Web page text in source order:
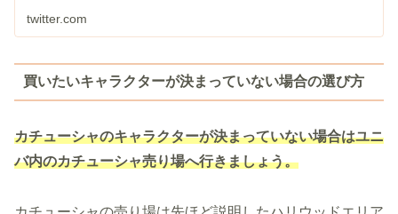
twitter.com
買いたいキャラクターが決まっていない場合の選び方
カチューシャのキャラクターが決まっていない場合はユニ
バ内のカチューシャ売り場へ行きましょう。